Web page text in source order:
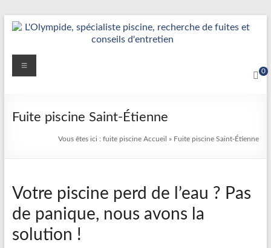
Aller
au
Détection
Réparation
Fuite
L’Olympide
—
Expert
0
Menu
Fuite piscine Saint-Étienne
Vous êtes ici : fuite piscineAccueil » Fuite piscine Saint-Étienne
Votre piscine perd de l’eau ? Pas
de panique, nous avons la
solution !